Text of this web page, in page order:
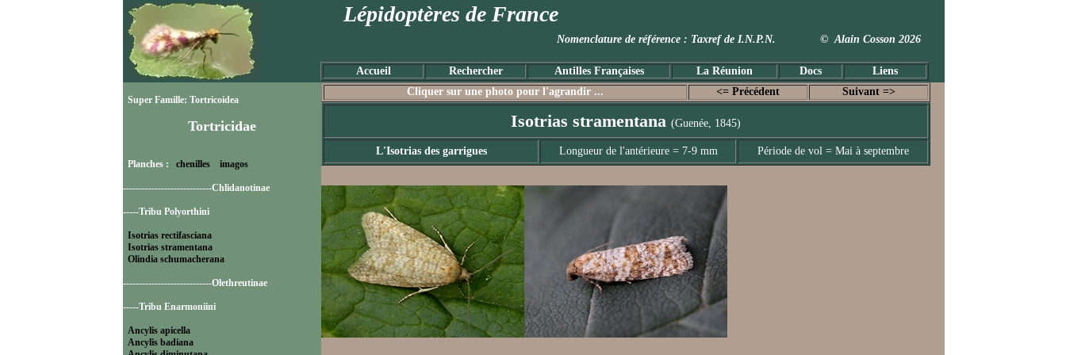
Lépidoptères de France
Nomenclature de référence : Taxref de I.N.P.N. © Alain Cosson 2026
Accueil Rechercher Antilles Françaises La Réunion Docs Liens
Super Famille: Tortricoidea
Tortricidae
Planches : chenilles imagos
----------------------------Chlidanotinae
-----Tribu Polyorthini
Isotrias rectifasciana
Isotrias stramentana
Olindia schumacherana
----------------------------Olethreutinae
-----Tribu Enarmoniini
Ancylis apicella
Ancylis badiana
Cliquer sur une photo pour l'agrandir ... <= Précédent Suivant =>
Isotrias stramentana (Guenée, 1845)
L'Isotrias des garrigues Longueur de l'antérieure = 7-9 mm Période de vol = Mai à septembre